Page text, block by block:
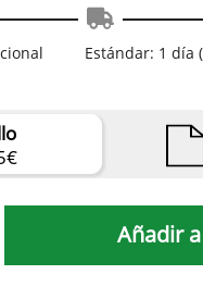
Estándar: 1 día
Añadir